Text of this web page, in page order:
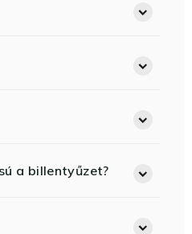
a billentyűzet?